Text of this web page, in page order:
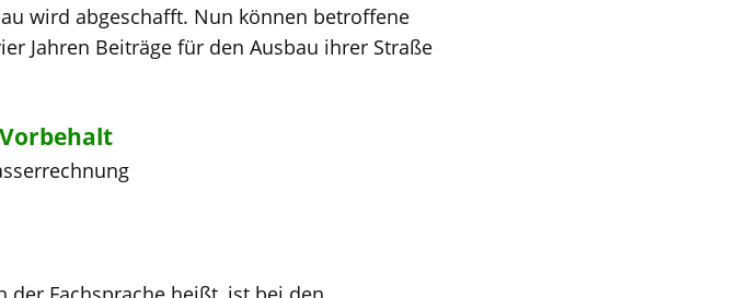
wird abgeschafft. Nun können betroffene
Jahren Beiträge für den Ausbau ihrer Straße